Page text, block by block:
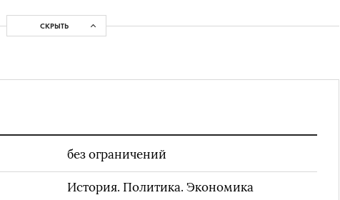
СКРЫТЬ
без ограничений
История. Политика. Экономика